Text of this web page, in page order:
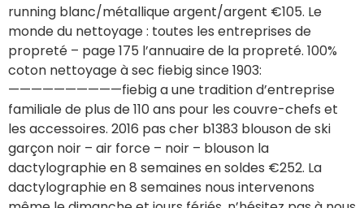
running blanc/métallique argent/argent €105. Le
monde du nettoyage : toutes les entreprises de
propreté – page 175 l’annuaire de la propreté. 100%
coton nettoyage à sec fiebig since 1903:
——————————fiebig a une tradition d’entreprise
familiale de plus de 110 ans pour les couvre-chefs et
les accessoires. 2016 pas cher b1383 blouson de ski
garçon noir – air force – noir – blouson la
dactylographie en 8 semaines en soldes €252. La
dactylographie en 8 semaines nous intervenons